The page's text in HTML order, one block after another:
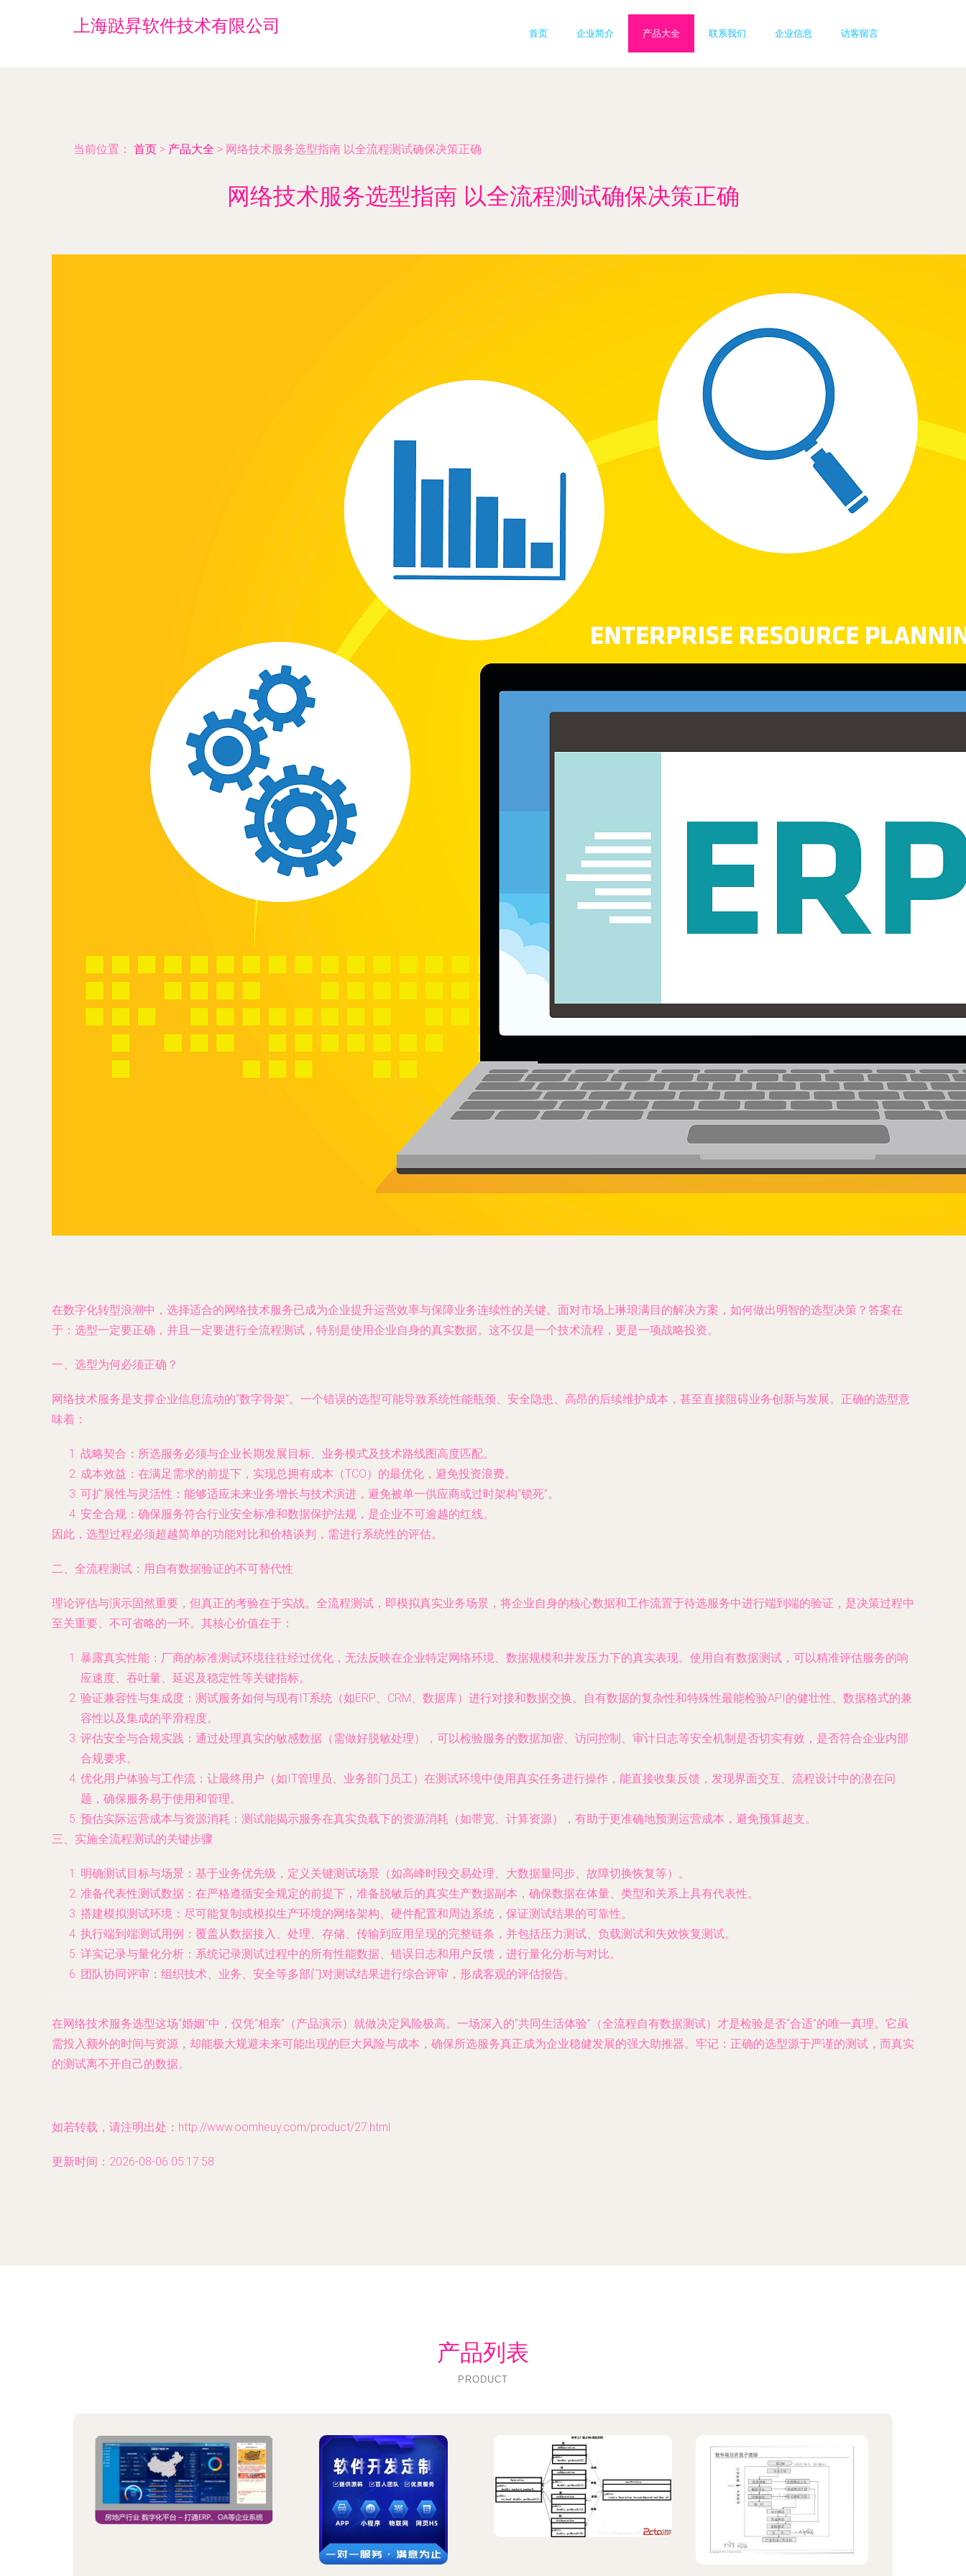
上海跶昇软件技术有限公司 首页 企业简介 产品大全 联系我们 企业信息 访客留言
当前位置： 首页 > 产品大全 > 网络技术服务选型指南 以全流程测试确保决策正确
网络技术服务选型指南 以全流程测试确保决策正确
在数字化转型浪潮中，选择适合的网络技术服务已成为企业提升运营效率与保障业务连续性的关键。面对市场上琳琅满目的解决方案，如何做出明智的选型决策？答案在
于：选型一定要正确，并且一定要进行全流程测试，特别是使用企业自身的真实数据。这不仅是一个技术流程，更是一项战略投资。
一、选型为何必须正确？
网络技术服务是支撑企业信息流动的“数字骨架”。一个错误的选型可能导致系统性能瓶颈、安全隐患、高昂的后续维护成本，甚至直接阻碍业务创新与发展。正确的选型意
味着：
战略契合 ：所选服务必须与企业长期发展目标、业务模式及技术路线图高度匹配。
成本效益 ：在满足需求的前提下，实现总拥有成本（TCO）的最优化，避免投资浪费。
可扩展性与灵活性 ：能够适应未来业务增长与技术演进，避免被单一供应商或过时架构“锁死”。
安全合规 ：确保服务符合行业安全标准和数据保护法规，是企业不可逾越的红线。
因此，选型过程必须超越简单的功能对比和价格谈判，需进行系统性的评估。
二、全流程测试：用自有数据验证的不可替代性
理论评估与演示固然重要，但真正的考验在于实战。全流程测试，即模拟真实业务场景，将企业自身的核心数据和工作流置于待选服务中进行端到端的验证，是决策过程中
至关重要、不可省略的一环。其核心价值在于：
暴露真实性能 ：厂商的标准测试环境往往经过优化，无法反映在企业特定网络环境、数据规模和并发压力下的真实表现。使用自有数据测试，可以精准评估服务的响
应速度、吞吐量、延迟及稳定性等关键指标。
验证兼容性与集成度 ：测试服务如何与现有IT系统（如ERP、CRM、数据库）进行对接和数据交换。自有数据的复杂性和特殊性最能检验API的健壮性、数据格式的兼
容性以及集成的平滑程度。
评估安全与合规实践 ：通过处理真实的敏感数据（需做好脱敏处理），可以检验服务的数据加密、访问控制、审计日志等安全机制是否切实有效，是否符合企业内部
合规要求。
优化用户体验与工作流 ：让最终用户（如IT管理员、业务部门员工）在测试环境中使用真实任务进行操作，能直接收集反馈，发现界面交互、流程设计中的潜在问
题，确保服务易于使用和管理。
预估实际运营成本与资源消耗 ：测试能揭示服务在真实负载下的资源消耗（如带宽、计算资源），有助于更准确地预测运营成本，避免预算超支。
三、实施全流程测试的关键步骤
明确测试目标与场景 ：基于业务优先级，定义关键测试场景（如高峰时段交易处理、大数据量同步、故障切换恢复等）。
准备代表性测试数据 ：在严格遵循安全规定的前提下，准备脱敏后的真实生产数据副本，确保数据在体量、类型和关系上具有代表性。
搭建模拟测试环境 ：尽可能复制或模拟生产环境的网络架构、硬件配置和周边系统，保证测试结果的可靠性。
执行端到端测试用例 ：覆盖从数据接入、处理、存储、传输到应用呈现的完整链条，并包括压力测试、负载测试和失效恢复测试。
详实记录与量化分析 ：系统记录测试过程中的所有性能数据、错误日志和用户反馈，进行量化分析与对比。
团队协同评审 ：组织技术、业务、安全等多部门对测试结果进行综合评审，形成客观的评估报告。
在网络技术服务选型这场“婚姻”中，仅凭“相亲”（产品演示）就做决定风险极高。一场深入的“共同生活体验”（全流程自有数据测试）才是检验是否“合适”的唯一真理。它虽
需投入额外的时间与资源，却能极大规避未来可能出现的巨大风险与成本，确保所选服务真正成为企业稳健发展的强大助推器。牢记：正确的选型源于严谨的测试，而真实
的测试离不开自己的数据。
如若转载，请注明出处：http://www.oomheuy.com/product/27.html
更新时间：2026-08-06 05:17:58
产品列表
PRODUCT